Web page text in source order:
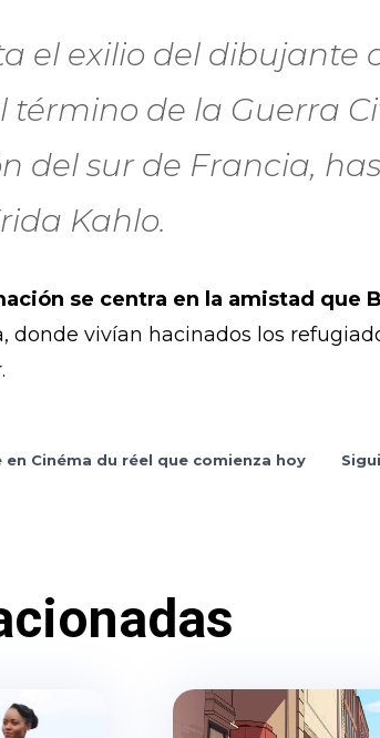
el exilio del
término de la Guerra
del sur de Francia,
Kahlo.
se centra en la amistad que
donde vivían hacinados los
Cinéma du réel que comienza hoy